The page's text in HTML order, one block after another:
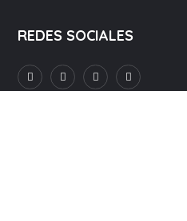
REDES SOCIALES